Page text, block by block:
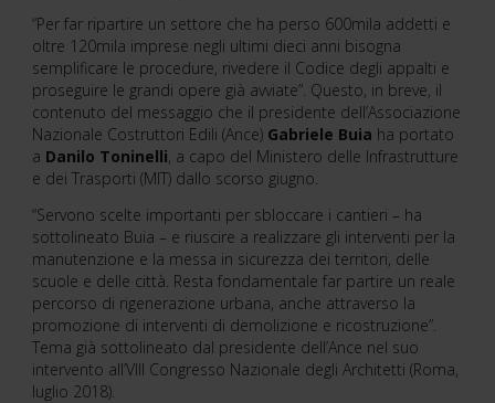
“Per far ripartire un settore che ha perso 600mila addetti e
oltre 120mila imprese negli ultimi dieci anni bisogna
semplificare le procedure, rivedere il Codice degli appalti e
proseguire le grandi opere già avviate”. Questo, in breve, il
contenuto del messaggio che il presidente dell’Associazione
Nazionale Costruttori Edili (Ance) Gabriele Buia ha portato
a Danilo Toninelli, a capo del Ministero delle Infrastrutture
e dei Trasporti (MIT) dallo scorso giugno.
“Servono scelte importanti per sbloccare i cantieri – ha
sottolineato Buia – e riuscire a realizzare gli interventi per la
manutenzione e la messa in sicurezza dei territori, delle
scuole e delle città. Resta fondamentale far partire un reale
percorso di rigenerazione urbana, anche attraverso la
promozione di interventi di demolizione e ricostruzione”.
Tema già sottolineato dal presidente dell’Ance nel suo
intervento all’VIII Congresso Nazionale degli Architetti (Roma,
luglio 2018).